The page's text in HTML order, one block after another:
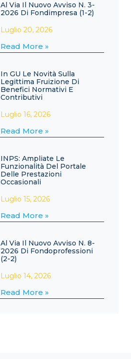
Al Via Il Nuovo Avviso N. 3-
2026 Di Fondimpresa (1-2)
Luglio 20, 2026
Read More »
In GU Le Novità Sulla
Legittima Fruizione Di
Benefici Normativi E
Contributivi
Luglio 16, 2026
Read More »
INPS: Ampliate Le
Funzionalità Del Portale
Delle Prestazioni
Occasionali
Luglio 15, 2026
Read More »
Al Via Il Nuovo Avviso N. 8-
2026 Di Fondoprofessioni
(2-2)
Luglio 14, 2026
Read More »